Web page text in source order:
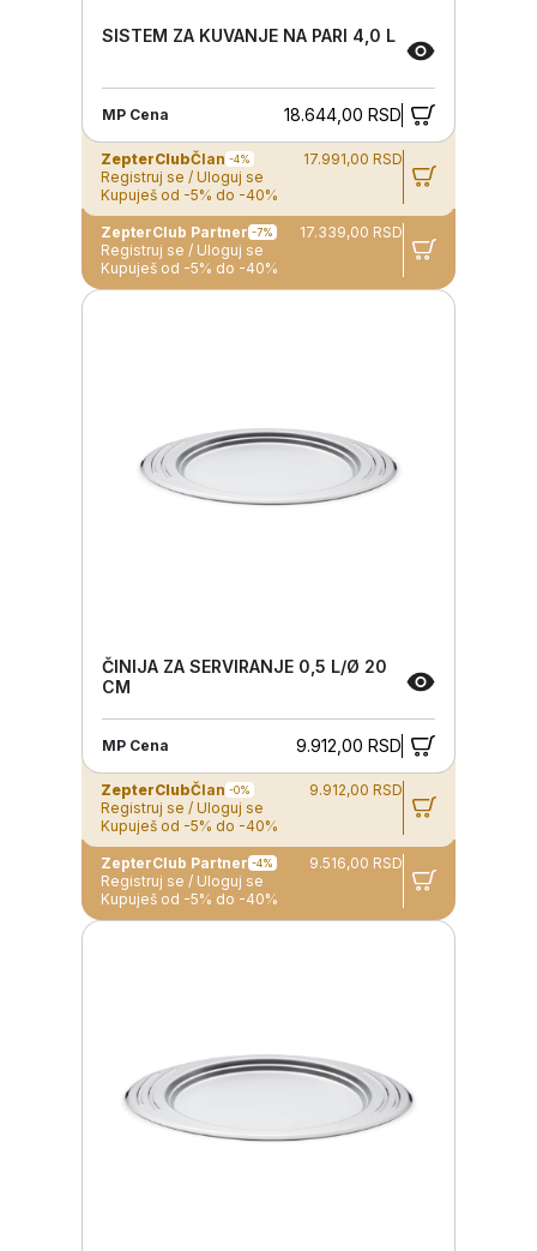
SISTEM ZA KUVANJE NA PARI 4,0 L
MP Cena 18.644,00 RSD
ZepterClubČlan -4%
17.991,00 RSD
Registruj se / Uloguj se
Kupuješ od -5% do -40%
ZepterClub Partner -7%
17.339,00 RSD
Registruj se / Uloguj se
Kupuješ od -5% do -40%
ČINIJA ZA SERVIRANJE 0,5 L/Ø 20
CM
MP Cena 9.912,00 RSD
ZepterClubČlan -0%
9.912,00 RSD
Registruj se / Uloguj se
Kupuješ od -5% do -40%
ZepterClub Partner -4%
9.516,00 RSD
Registruj se / Uloguj se
Kupuješ od -5% do -40%